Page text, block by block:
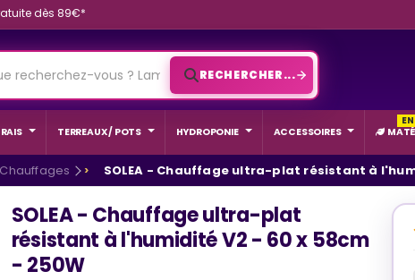
dès 89€*
RECHERCHER...
TERREAUX / POTS HYDROPONIE ACCESSOIRES
Chauffages SOLEA - Chauffage ultra-plat résistant à
SOLEA - Chauffage ultra-plat
résistant à l'humidité V2 - 60 x 58cm
- 250W